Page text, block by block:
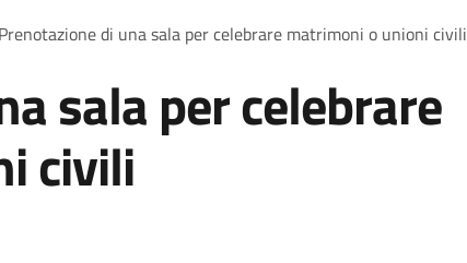
Prenotazione di una sala per celebrare matrimoni o unioni civili
sala per celebrare
civili